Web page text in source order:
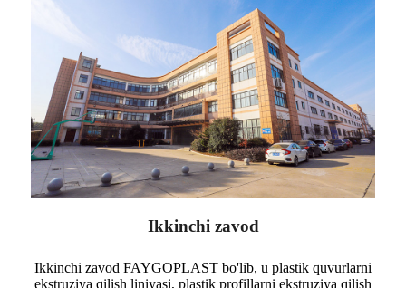
Ikkinchi zavod
Ikkinchi zavod FAYGOPLAST bo'lib, u plastik quvurlarni
ekstruziya qilish liniyasi, plastik profillarni ekstruziya qilish